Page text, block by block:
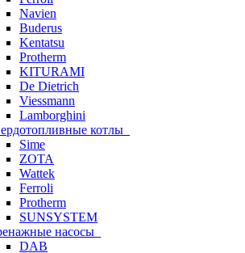
Navien
Buderus
Kentatsu
Protherm
KITURAMI
De Dietrich
Viessmann
Lamborghini
котлы
Sime
ZOTA
Wattek
Ferroli
Protherm
SUNSYSTEM
насосы
DAB